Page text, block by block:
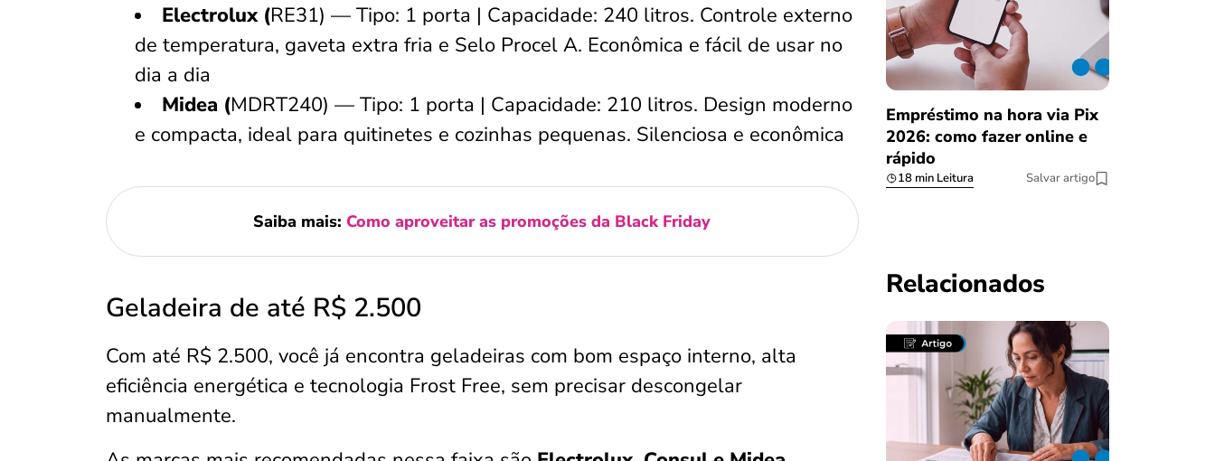
Electrolux (RE31) — Tipo: 1 porta | Capacidade: 240 litros. Controle externo
de temperatura, gaveta extra fria e Selo Procel A. Econômica e fácil de usar no
dia a dia
Midea (MDRT240) — Tipo: 1 porta | Capacidade: 210 litros. Design moderno
e compacta, ideal para quitinetes e cozinhas pequenas. Silenciosa e econômica
Saiba mais: Como aproveitar as promoções da Black Friday
Geladeira de até R$ 2.500
Com até R$ 2.500, você já encontra geladeiras com bom espaço interno, alta
eficiência energética e tecnologia Frost Free, sem precisar descongelar
manualmente.
Empréstimo na hora via Pix
2026: como fazer online e
rápido
18 min Leitura Salvar artigo
Relacionados